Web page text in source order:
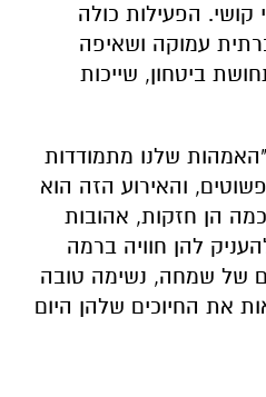
קושי. הפעילות כולה
עמוקה ושאיפה
ביטחון, שייכות
שלנו מתמודדות
והאירוע הזה הוא
הן חזקות, אהובות
להן חוויה ברמה
של שמחה, נשימה טובה
את החיוכים שלהן היום